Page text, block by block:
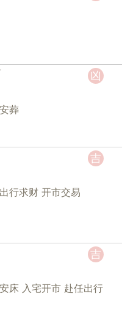
葬
凶
出行求财 开市交易
吉
床 入宅开市 赴任出行
吉